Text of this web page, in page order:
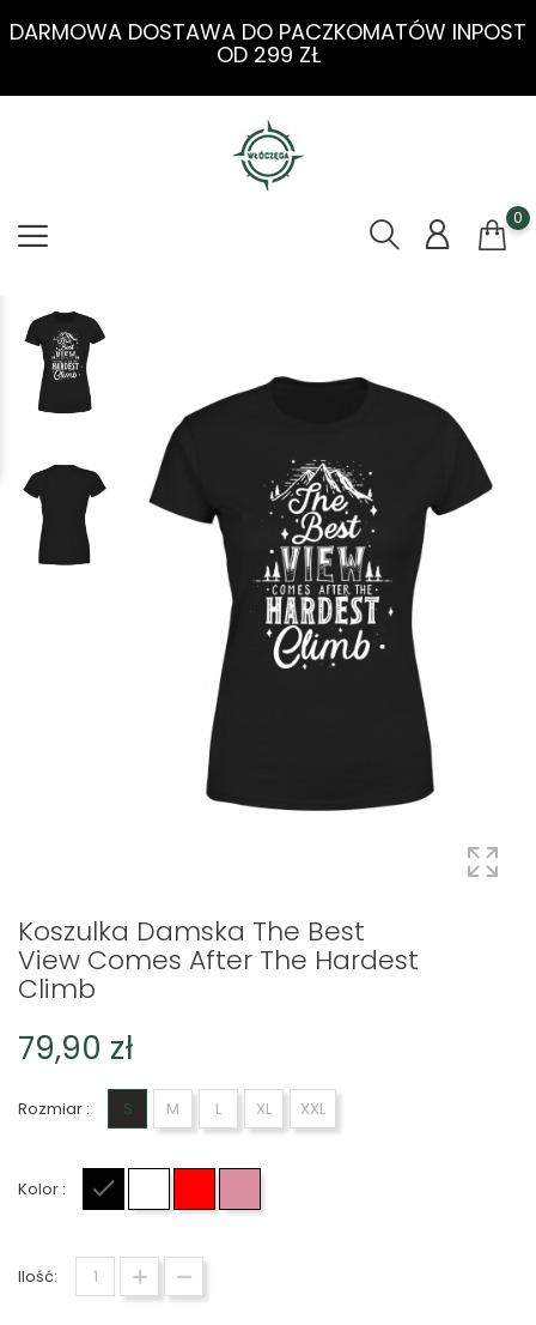
DARMOWA DOSTAWA DO PACZKOMATÓW INPOST
OD 299 ZŁ
0
Koszulka Damska The Best
View Comes After The Hardest
Climb
79,90 zł
Rozmiar : S M L XL XXL
Kolor :
Ilość: